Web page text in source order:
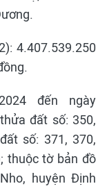
4.407.539.250
đến ngày
đất số: 350,
số: 371, 370,
thuộc tờ bản đồ
huyện Định